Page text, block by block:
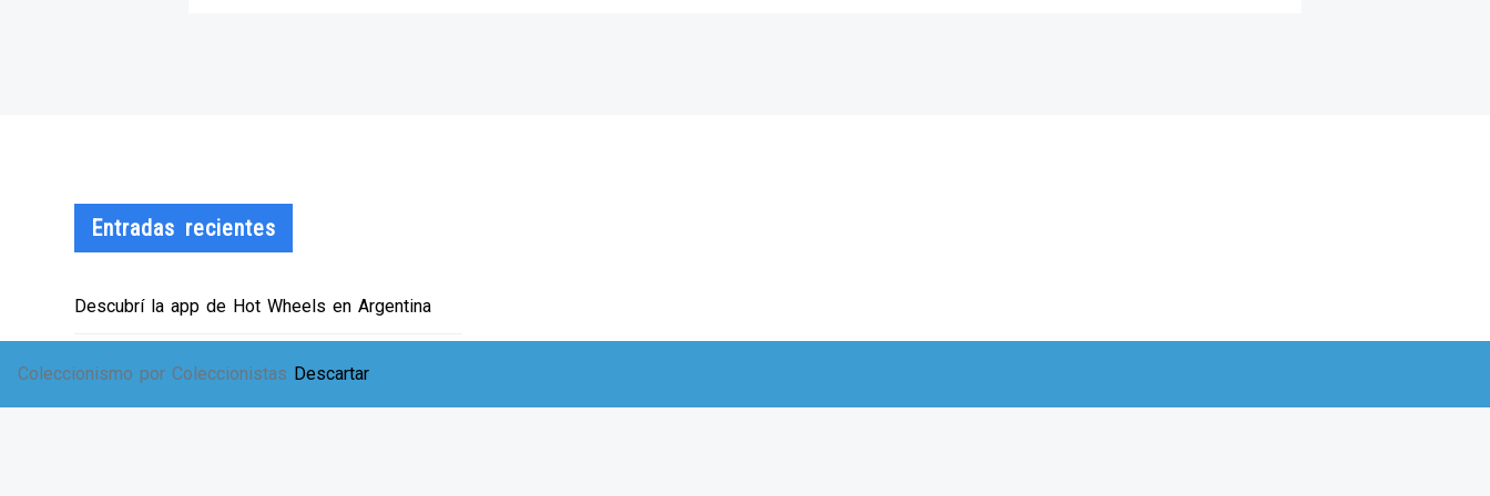
Coleccionismo por Coleccionistas Descartar
Entradas recientes
Descubrí la app de Hot Wheels en Argentina
EXPO SOLIDARIA